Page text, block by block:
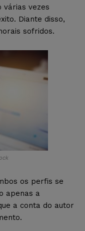
vezes
Diante disso,
sofridos.
os perfis se
apenas a
a conta do autor